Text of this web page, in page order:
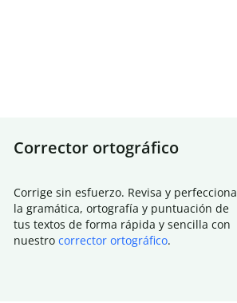
Corrector ortográfico
Corrige sin esfuerzo. Revisa y perfecciona
la gramática, ortografía y puntuación de
tus textos de forma rápida y sencilla con
nuestro corrector ortográfico.